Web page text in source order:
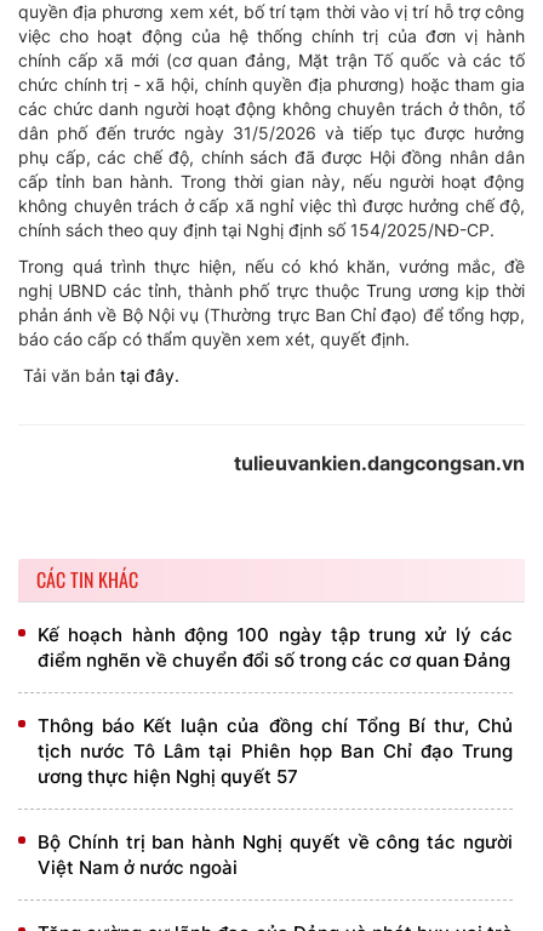
quyền địa phương xem xét, bố trí tạm thời vào vị trí hỗ trợ công
việc cho hoạt động của hệ thống chính trị của đơn vị hành
chính cấp xã mới (cơ quan đảng, Mặt trận Tố quốc và các tố
chức chính trị - xã hội, chính quyền địa phương) hoặc tham gia
các chức danh người hoạt động không chuyên trách ở thôn, tổ
dân phố đến trước ngày 31/5/2026 và tiếp tục được hưởng
phụ cấp, các chế độ, chính sách đã được Hội đồng nhân dân
cấp tỉnh ban hành. Trong thời gian này, nếu người hoạt động
không chuyên trách ở cấp xã nghỉ việc thì được hưởng chế độ,
chính sách theo quy định tại Nghị định số 154/2025/NĐ-CP.
Trong quá trình thực hiện, nếu có khó khăn, vướng mắc, đề
nghị UBND các tỉnh, thành phố trực thuộc Trung ương kịp thời
phản ánh về Bộ Nội vụ (Thường trực Ban Chỉ đạo) để tổng hợp,
báo cáo cấp có thẩm quyền xem xét, quyết định.
Tải văn bản tại đây.
tulieuvankien.dangcongsan.vn
CÁC TIN KHÁC
Kế hoạch hành động 100 ngày tập trung xử lý các
điểm nghẽn về chuyển đổi số trong các cơ quan Đảng
Thông báo Kết luận của đồng chí Tổng Bí thư, Chủ
tịch nước Tô Lâm tại Phiên họp Ban Chỉ đạo Trung
ương thực hiện Nghị quyết 57
Bộ Chính trị ban hành Nghị quyết về công tác người
Việt Nam ở nước ngoài